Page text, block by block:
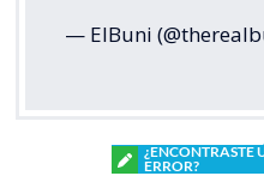
— ElBuni
¿ENCONTRASTE
ERROR?